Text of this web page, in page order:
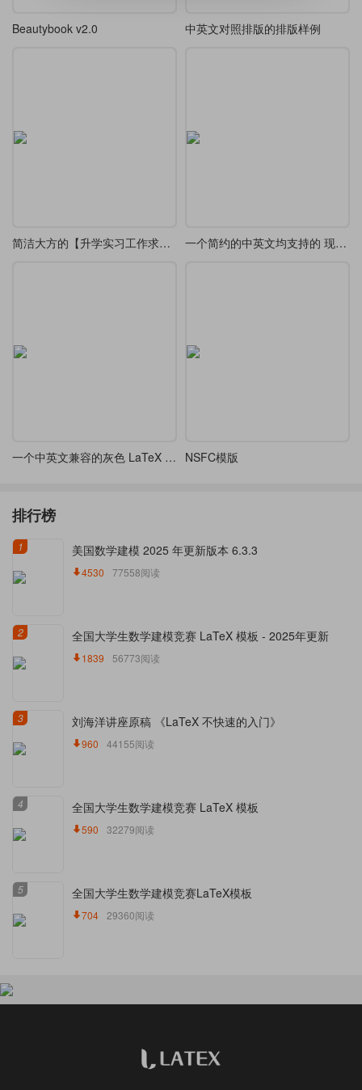
Beautybook v2.0 中英文对照排版的排版样例
简洁大方的【升学实习工作求职】简历模板 一个简约的中英文均支持的 现代 beamer 主题
一个中英文兼容的灰色 LaTeX 简历样式 NSFC模版
排行榜
1 美国数学建模 2025 年更新版本 6.3.3
4530 77558阅读
2 全国大学生数学建模竞赛 LaTeX 模板 - 2025年更新
1839 56773阅读
3 刘海洋讲座原稿 《LaTeX 不快速的入门》
960 44155阅读
4 全国大学生数学建模竞赛 LaTeX 模板
590 32279阅读
5 全国大学生数学建模竞赛LaTeX模板
704 29360阅读